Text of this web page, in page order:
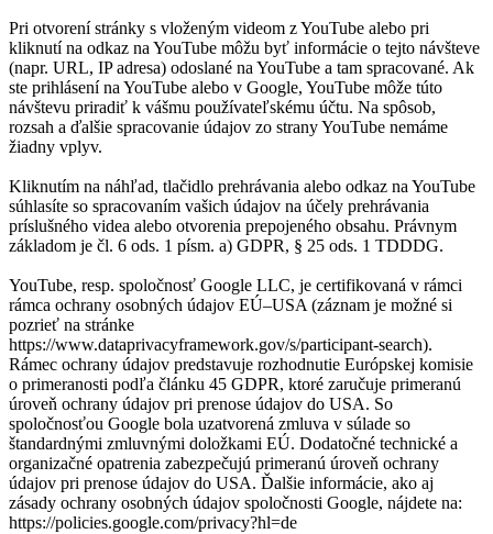
Pri otvorení stránky s vloženým videom z YouTube alebo pri
kliknutí na odkaz na YouTube môžu byť informácie o tejto návšteve
(napr. URL, IP adresa) odoslané na YouTube a tam spracované. Ak
ste prihlásení na YouTube alebo v Google, YouTube môže túto
návštevu priradiť k vášmu používateľskému účtu. Na spôsob,
rozsah a ďalšie spracovanie údajov zo strany YouTube nemáme
žiadny vplyv.
Kliknutím na náhľad, tlačidlo prehrávania alebo odkaz na YouTube
súhlasíte so spracovaním vašich údajov na účely prehrávania
príslušného videa alebo otvorenia prepojeného obsahu. Právnym
základom je čl. 6 ods. 1 písm. a) GDPR, § 25 ods. 1 TDDDG.
YouTube, resp. spoločnosť Google LLC, je certifikovaná v rámci
rámca ochrany osobných údajov EÚ–USA (záznam je možné si
pozrieť na stránke
https://www.dataprivacyframework.gov/s/participant-search).
Rámec ochrany údajov predstavuje rozhodnutie Európskej komisie
o primeranosti podľa článku 45 GDPR, ktoré zaručuje primeranú
úroveň ochrany údajov pri prenose údajov do USA. So
spoločnosťou Google bola uzatvorená zmluva v súlade so
štandardnými zmluvnými doložkami EÚ. Dodatočné technické a
organizačné opatrenia zabezpečujú primeranú úroveň ochrany
údajov pri prenose údajov do USA. Ďalšie informácie, ako aj
zásady ochrany osobných údajov spoločnosti Google, nájdete na:
https://policies.google.com/privacy?hl=de